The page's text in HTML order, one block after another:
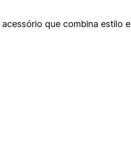
acessório que combina estilo e